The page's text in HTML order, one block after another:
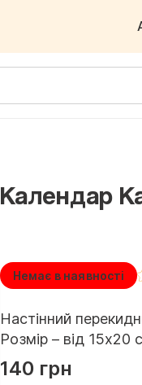
Календар
Немає в наявності
Настінний
Розмір – від 15х20
140 грн